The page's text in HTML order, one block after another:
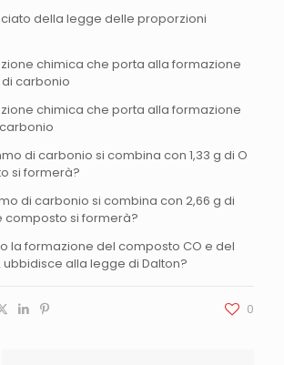
della legge delle proporzioni
chimica che porta alla formazione
carbonio
chimica che porta alla formazione
di carbonio si combina con 1,33 g di O
si formerà?
di carbonio si combina con 2,66 g di
composto si formerà?
la formazione del composto CO e del
alla legge di Dalton?
0